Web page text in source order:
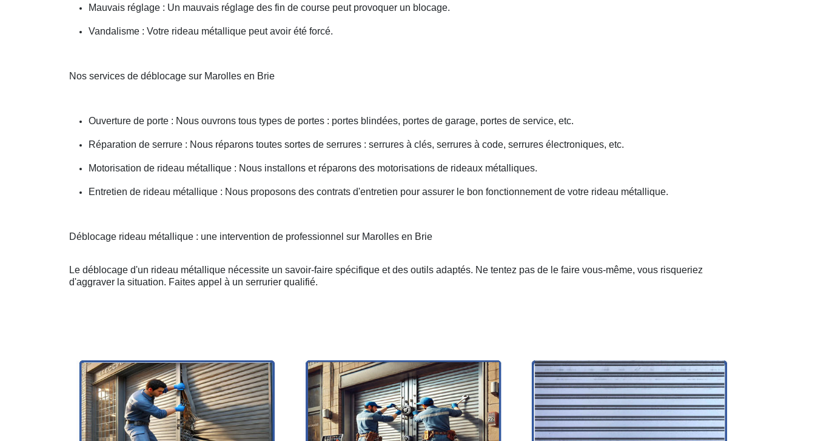
Mauvais réglage : Un mauvais réglage des fin de course peut provoquer un blocage.
Vandalisme : Votre rideau métallique peut avoir été forcé.
Nos services de déblocage sur Marolles en Brie
Ouverture de porte : Nous ouvrons tous types de portes : portes blindées, portes de garage, portes de service, etc.
Réparation de serrure : Nous réparons toutes sortes de serrures : serrures à clés, serrures à code, serrures électroniques, etc.
Motorisation de rideau métallique : Nous installons et réparons des motorisations de rideaux métalliques.
Entretien de rideau métallique : Nous proposons des contrats d'entretien pour assurer le bon fonctionnement de votre rideau métallique.
Déblocage rideau métallique : une intervention de professionnel sur Marolles en Brie
Le déblocage d'un rideau métallique nécessite un savoir-faire spécifique et des outils adaptés. Ne tentez pas de le faire vous-même, vous risqueriez
d'aggraver la situation. Faites appel à un serrurier qualifié.